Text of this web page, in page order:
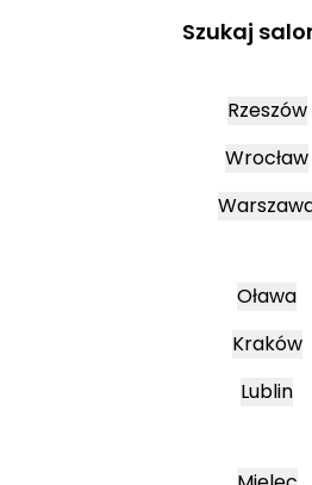
Szukaj
Rzeszów
Wrocław
Oława
Kraków
Lublin